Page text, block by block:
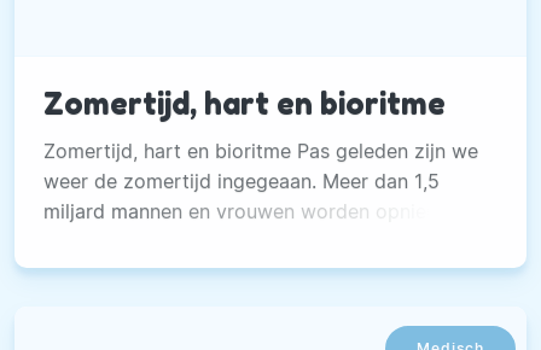
Zomertijd, hart en bioritme
Zomertijd, hart en bioritme Pas geleden zijn we
weer de zomertijd ingegeaan. Meer dan 1,5
miljard mannen en vrouwen worden opnieuw
betrokken zijn bij de zomertijd.